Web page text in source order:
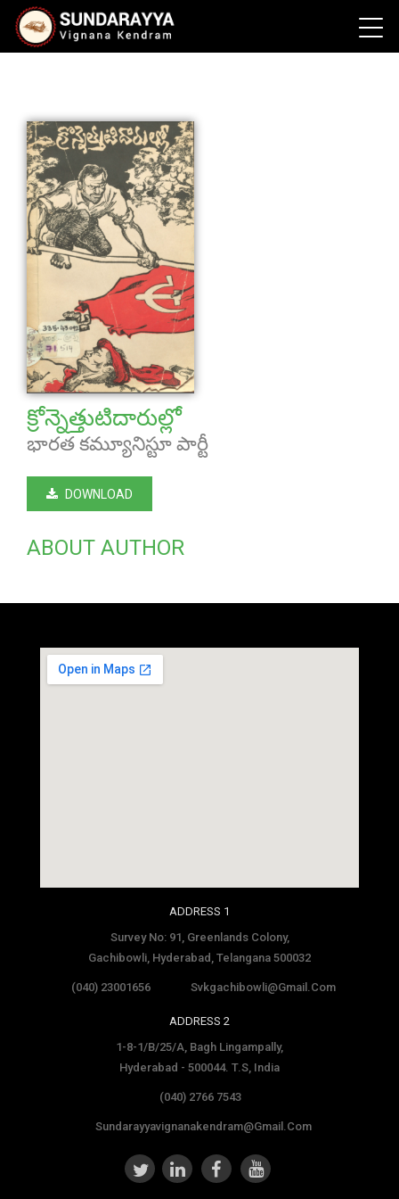
క్రోన్నెత్తుటిదారుల్లో
భారత కమ్యూనిస్టూ పార్టీ
DOWNLOAD
ABOUT AUTHOR
ADDRESS 1
Survey No: 91, Greenlands Colony,
Gachibowli, Hyderabad, Telangana 500032
(040) 23001656 Svkgachibowli@gmail.com
ADDRESS 2
1-8-1/B/25/A, Bagh Lingampally,
Hyderabad - 500044. T.S, India
(040) 2766 7543
Sundarayyavignanakendram@gmail.com